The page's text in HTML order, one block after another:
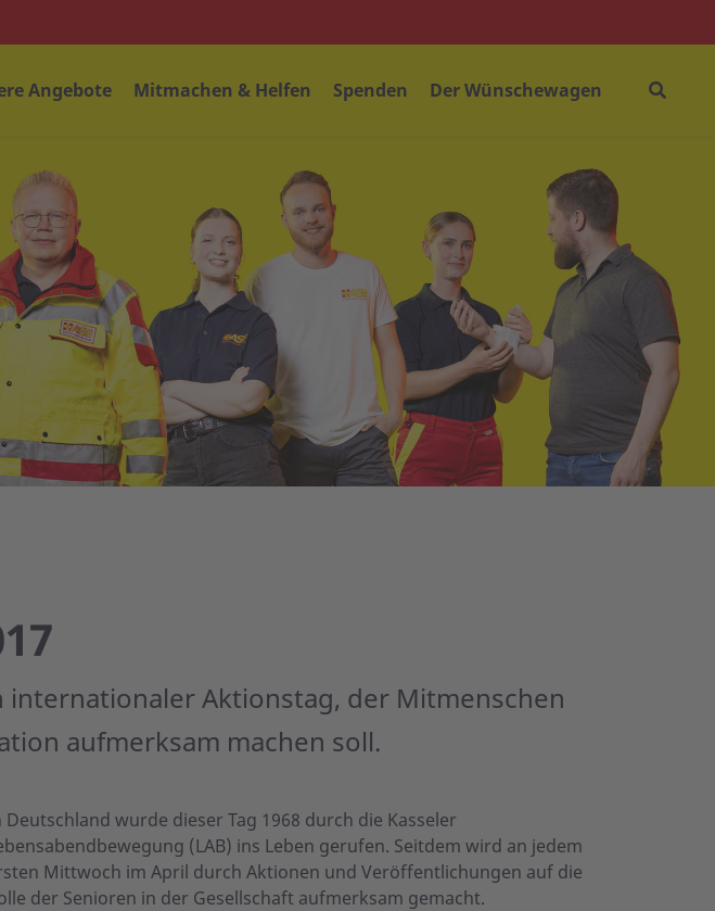
Angebote Mitmachen & Helfen Spenden Der Wünschewagen
internationaler Aktionstag, der Mitmenschen
aufmerksam machen soll.
Deutschland wurde dieser Tag 1968 durch die Kasseler
(LAB) ins Leben gerufen. Seitdem wird an jedem
Mittwoch im April durch Aktionen und Veröffentlichungen auf die
der Senioren in der Gesellschaft aufmerksam gemacht.